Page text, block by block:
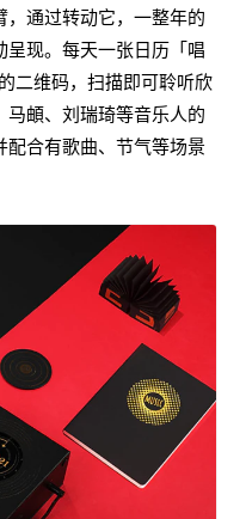
，通过转动它，一整年的
呈现。每天一张日历「唱
二维码，扫描即可聆听欣
頔、刘瑞琦等音乐人的
配合有歌曲、节气等场景